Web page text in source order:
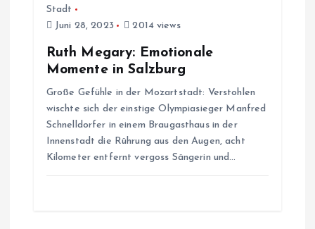
Stadt
Juni 28, 2023
2014 views
Ruth Megary: Emotionale
Momente in Salzburg
Große Gefühle in der Mozartstadt: Verstohlen
wischte sich der einstige Olympiasieger Manfred
Schnelldorfer in einem Braugasthaus in der
Innenstadt die Rührung aus den Augen, acht
Kilometer entfernt vergoss Sängerin und…